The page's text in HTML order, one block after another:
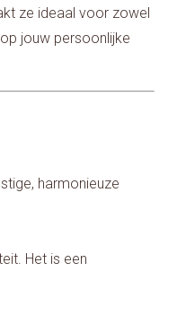
ze ideaal voor zowel
jouw persoonlijke
harmonieuze
Het is een